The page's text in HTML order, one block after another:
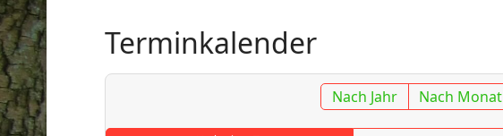
Terminkalender
Nach Jahr Nach Monat